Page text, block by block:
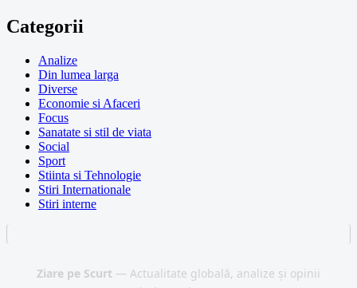
Categorii
Analize
Din lumea larga
Diverse
Economie si Afaceri
Focus
Sanatate si stil de viata
Social
Sport
Stiinta si Tehnologie
Stiri Internationale
Stiri interne
Ziare pe Scurt — Actualitate globală, analize și opinii